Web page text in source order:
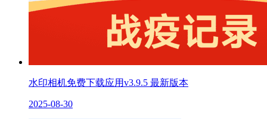
水印相机免费下载应用v3.9.5 最新版本
2025-08-30